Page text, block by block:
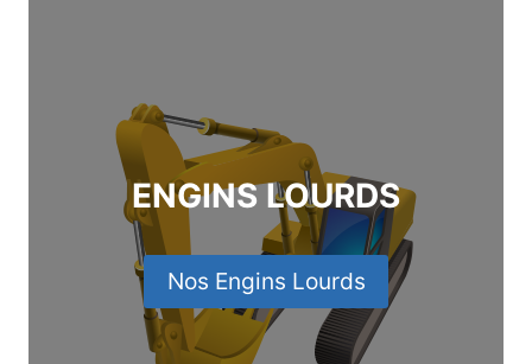
ENGINS LOURDS
Nos Engins Lourds